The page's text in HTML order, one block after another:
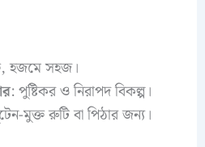
হজমে সহজ।
: পুষ্টিকর ও নিরাপদ বিকল্প।
মুক্ত রুটি বা পিঠার জন্য।